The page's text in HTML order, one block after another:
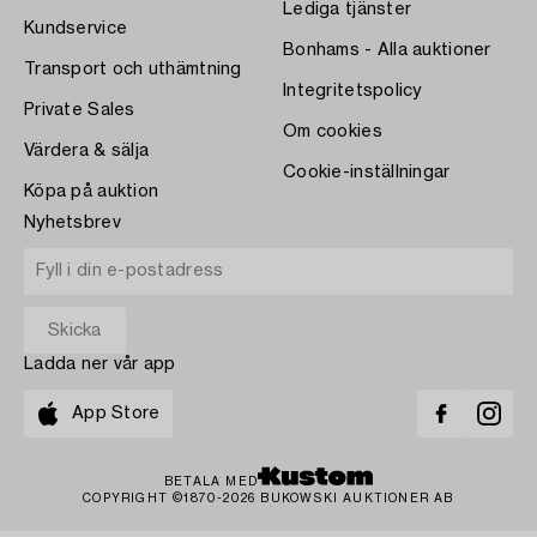
Kundservice
Transport och uthämtning
Private Sales
Värdera & sälja
Köpa på auktion
Lediga tjänster
Bonhams - Alla auktioner
Integritetspolicy
Om cookies
Cookie-inställningar
Nyhetsbrev
Ladda ner vår app
App Store
BETALA MED
COPYRIGHT ©1870-2026 BUKOWSKI AUKTIONER AB